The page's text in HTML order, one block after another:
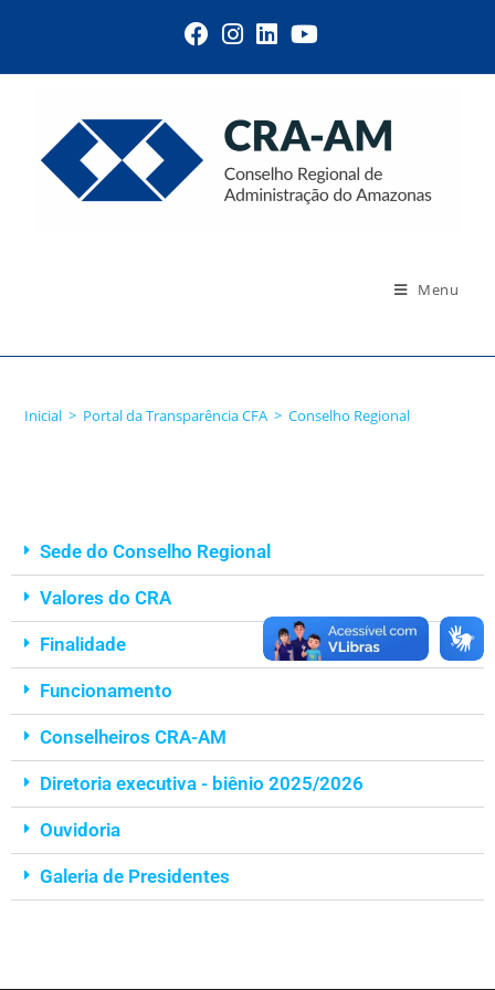
Menu
Inicial > Portal da Transparência CFA > Conselho Regional
Sede do Conselho Regional
Valores do CRA
Finalidade
Funcionamento
Conselheiros CRA-AM
Diretoria executiva - biênio 2025/2026
Ouvidoria
Galeria de Presidentes